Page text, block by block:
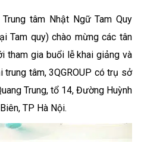
tâm Nhật Ngữ Tam Quy
Tam quy) chào mừng các tân
tham gia buổi lễ khai giảng và
tâm, 3QGROUP có trụ sở
Trung, tổ 14, Đường Huỳnh
TP Hà Nội.